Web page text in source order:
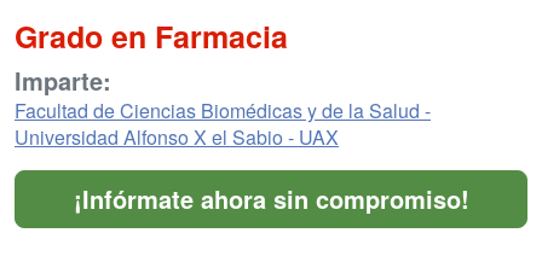
Grado en Farmacia
Imparte:
Facultad de Ciencias Biomédicas y de la Salud -
Universidad Alfonso X el Sabio - UAX
¡Infórmate ahora sin compromiso!